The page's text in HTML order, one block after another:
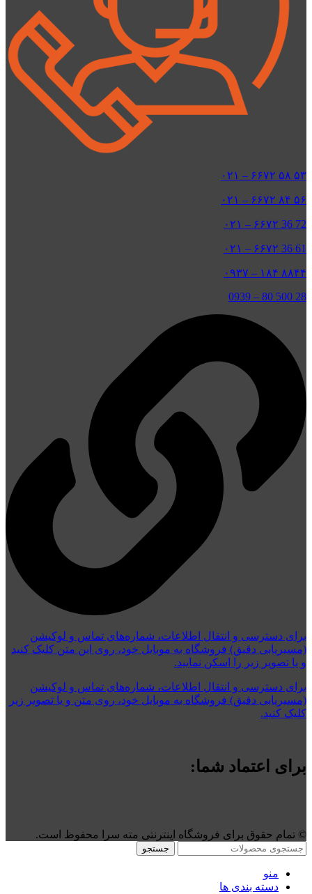
۵۳ ۵۸ ۶۶۷۲ – ۰۲۱
۵۶ ۸۴ ۶۶۷۲ – ۰۲۱
72 36 ۶۶۷۲ – ۰۲۱
61 36 ۶۶۷۲ – ۰۲۱
۸۸۴۴ ۱۸۴ – ۰۹۳۷
28 500 80
–
برای دسترسی و انتقال اطلاعات، شماره‌های تماس و لوکیشن
(مسیریابی دقیق) فروشگاه به موبایل خود، روی این متن کلیک کنید
و یا تصویر زیر را اسکن نمایید.
برای دسترسی و انتقال اطلاعات، شماره‌های تماس و لوکیشن
(مسیریابی دقیق) فروشگاه به موبایل خود، روی متن و یا تصویر زیر
کلیک کنید.
برای اعتماد شما:
©️ تمام حقوق برای فروشگاه اینترنتی مته سرا محفوظ است.
جستجو
منو
دسته بندی ها